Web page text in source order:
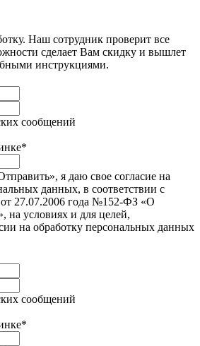
Наш сотрудник проверит все
сделает Вам скидку и вышлет
инструкциями.
сообщений
*
я даю свое согласие на
данных, в соответствии с
27.07.2006 года №152-ФЗ «О
на условиях и для целей,
на обработку персональных данных
сообщений
*